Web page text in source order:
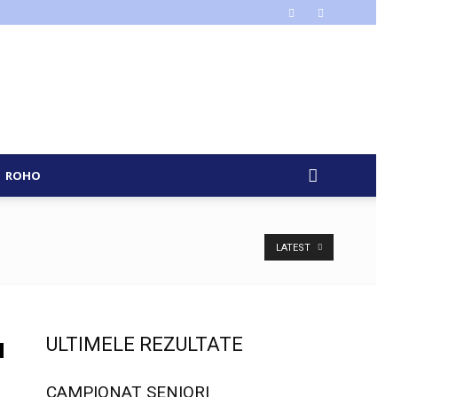
ROHO
LATEST
ULTIMELE REZULTATE
CAMPIONAT SENIORI